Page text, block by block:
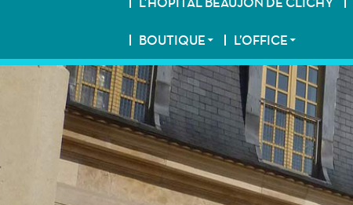
BOUTIQUE L’OFFICE